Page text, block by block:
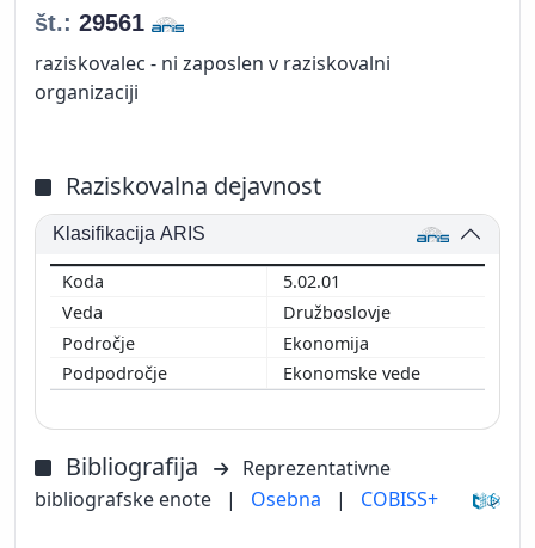
št.: 29561
raziskovalec - ni zaposlen v raziskovalni
organizaciji
Raziskovalna dejavnost
Klasifikacija ARIS
5.02.01
Družboslovje
Ekonomija
Ekonomske vede
Bibliografija
Reprezentativne
bibliografske enote
| Osebna | COBISS+